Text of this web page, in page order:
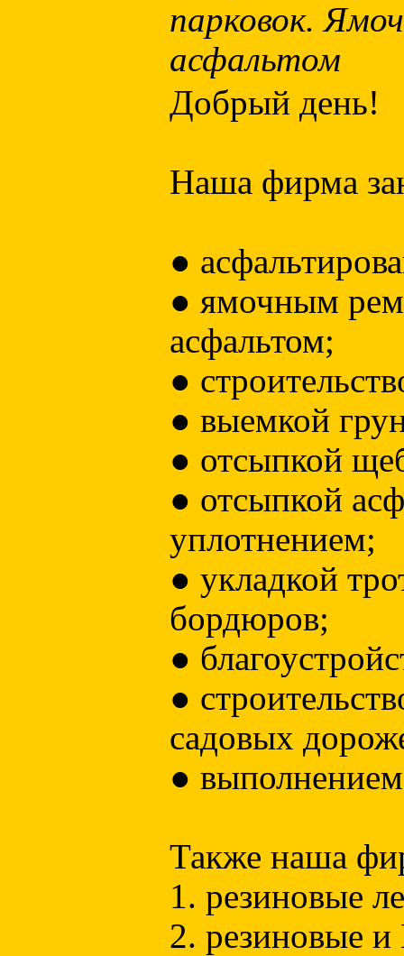
парковок.
асфальтом
Добрый день!
Наша фирма
●
● ямочным
асфальтом;
●
● выемкой
● отсыпкой
● отсыпкой
уплотнением;
● укладкой
бордюров;
●
●
садовых
●
Также наша
1. резиновые
2. резиновые